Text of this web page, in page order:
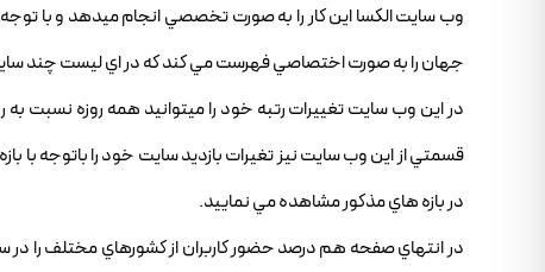
جهان را به صورت اختصاصي فهرست مي کند که در اي ليست چند سايت
در اين وب سايت تغييرات رتبه خود را ميتوانيد همه روزه نسبت
قسمتي از اين وب سايت نيز تغيرات بازديد سايت خود را باتوجه
در بازه هاي مذکور مشاهده مي نماييد.
در انتهاي صفحه هم درصد حضور کاربران از کشورهاي مختلف را